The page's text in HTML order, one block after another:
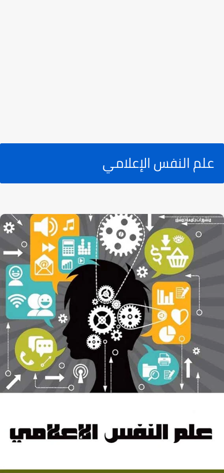
علم النفس الإعلامي